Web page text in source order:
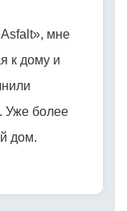
мне
к дому и
Уже более
дом.